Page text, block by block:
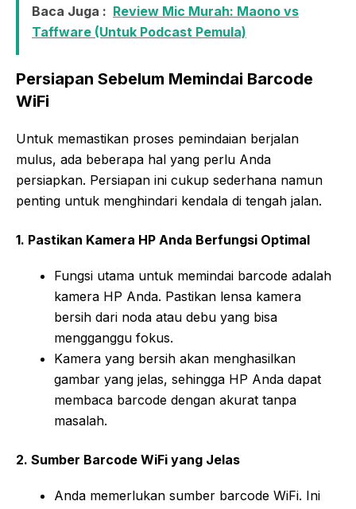
Baca Juga : Review Mic Murah: Maono vs
Taffware (Untuk Podcast Pemula)
Persiapan Sebelum Memindai Barcode
WiFi
Untuk memastikan proses pemindaian berjalan
mulus, ada beberapa hal yang perlu Anda
persiapkan. Persiapan ini cukup sederhana namun
penting untuk menghindari kendala di tengah jalan.
1. Pastikan Kamera HP Anda Berfungsi Optimal
Fungsi utama untuk memindai barcode adalah
kamera HP Anda. Pastikan lensa kamera
bersih dari noda atau debu yang bisa
mengganggu fokus.
Kamera yang bersih akan menghasilkan
gambar yang jelas, sehingga HP Anda dapat
membaca barcode dengan akurat tanpa
masalah.
2. Sumber Barcode WiFi yang Jelas
Anda memerlukan sumber barcode WiFi. Ini